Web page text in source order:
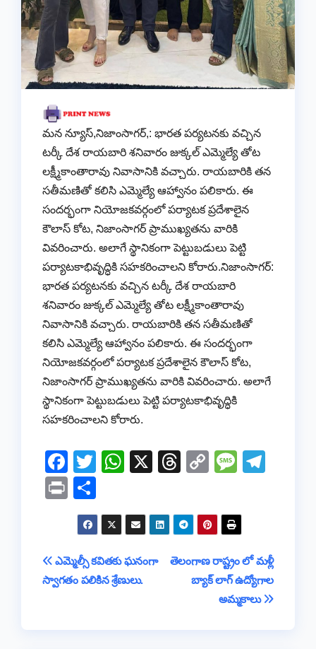
మన న్యూస్,నిజాంసాగర్,: భారత పర్యటనకు వచ్చిన
టర్కీ దేశ రాయబారి శనివారం జుక్కల్ ఎమ్మెల్యే తోట
లక్ష్మీకాంతారావు నివాసానికి వచ్చారు. రాయబారికి తన
సతీమణితో కలిసి ఎమ్మెల్యే ఆహ్వానం పలికారు. ఈ
సందర్భంగా నియోజకవర్గంలో పర్యాటక ప్రదేశాలైన
కౌలాస్ కోట, నిజాంసాగర్ ప్రాముఖ్యతను వారికి
వివరించారు. అలాగే స్థానికంగా పెట్టుబడులు పెట్టి
పర్యాటకాభివృద్ధికి సహకరించాలని కోరారు.నిజాంసాగర్:
భారత పర్యటనకు వచ్చిన టర్కీ దేశ రాయబారి
శనివారం జుక్కల్ ఎమ్మెల్యే తోట లక్ష్మీకాంతారావు
నివాసానికి వచ్చారు. రాయబారికి తన సతీమణితో
కలిసి ఎమ్మెల్యే ఆహ్వానం పలికారు. ఈ సందర్భంగా
నియోజకవర్గంలో పర్యాటక ప్రదేశాలైన కౌలాస్ కోట,
నిజాంసాగర్ ప్రాముఖ్యతను వారికి వివరించారు. అలాగే
స్థానికంగా పెట్టుబడులు పెట్టి పర్యాటకాభివృద్ధికి
సహకరించాలని కోరారు.
F
a
c
e
b
o
T
tt
er
W
at
s
A
p
X
T
e
a
d
s
C
p
y
Li
n
k
M
ss
a
g
e
a
m
Pr
in h
ar
e
Post
navigation
తెలంగాణ రాష్ట్రం లో మళ్లీ
బ్యాక్ లాగ్ ఉద్యోగాల
అమ్మకాలు
ఎమ్మెల్సీ కవితకు ఘనంగా
స్వాగతం పలికిన శ్రేణులు.